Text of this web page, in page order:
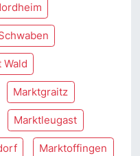
Wald
Marktgraitz
Marktleugast
Marktoffingen